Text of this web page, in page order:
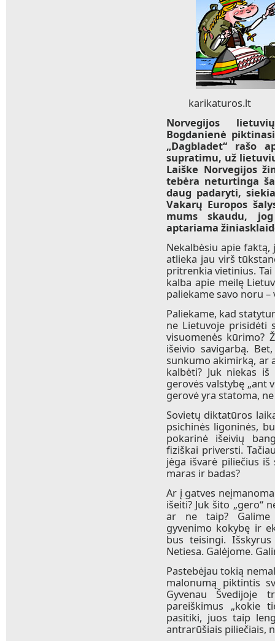
karikaturos.lt
Norvegijos
Bogdanienė
„Dagbladet“ rašo
supratimu, už
Laiške Norvegijos
tebėra neturtinga
daug padaryti,
Vakarų Europos
mums skaudu,
aptariama
Nekalbėsiu apie
atlieka jau virš
pritrenkia vietinius.
kalba apie meilę
paliekame savo noru –
Paliekame, kad
ne Lietuvoje prisidėti
visuomenės kūrimo?
išeivio savigarbą.
sunkumo akimirką, ar
kalbėti? Juk niekas
gerovės valstybę „ant
gerovė yra statoma,
Sovietų diktatūros
psichinės ligoninės,
pokarinė išeivių
fiziškai priversti.
jėga išvarė piliečius
maras ir badas?
Ar į gatves
išeiti? Juk šito „gero“
ar ne taip? Galime
gyvenimo kokybę ir
bus teisingi.
Netiesa. Galėjome.
Pastebėjau tokią
malonumą piktintis
Gyvenau Švedijoje
pareiškimus „kokie
pasitiki, juos taip
antrarūšiais piliečiais,